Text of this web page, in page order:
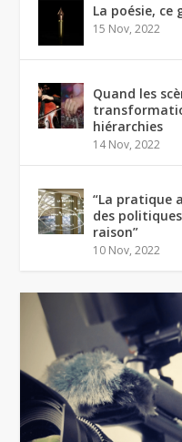
La poésie,
15 Nov, 2022
Quand les
hiérarchies
14 Nov, 2022
“La pratique
des
raison”
10 Nov, 2022